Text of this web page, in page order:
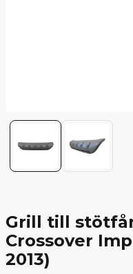
Grill till
Crossover
2013)